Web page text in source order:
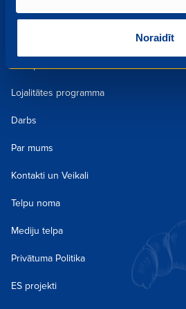
Noraidīt
Aktualitātes un kampaņas
Lojalitātes programma
Darbs
Par mums
Kontakti un Veikali
Telpu noma
Mediju telpa
Privātuma Politika
ES projekti